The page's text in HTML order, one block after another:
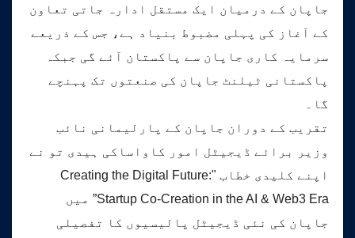
جاپان کے درمیان ایک مستقل ادارہ جاتی تعاون
کے آغاز کی پہلی مضبوط بنیاد ہے، جس کے ذریعے
سرمایہ کاری جاپان سے پاکستان آئے گی جبکہ
پاکستانی ٹیلنٹ جاپان کی صنعتوں تک پہنچے
گا۔
تقریب کے دوران جاپان کے پارلیمانی نائب
وزیر برائے ڈیجیٹل امور کاواساکی ہیدی تو نے
اپنے کلیدی خطاب "Creating the Digital Future:
Startup Co-Creation in the AI & Web3 Era” میں
جاپان کی نئی ڈیجیٹل پالیسیوں کا تفصیلی